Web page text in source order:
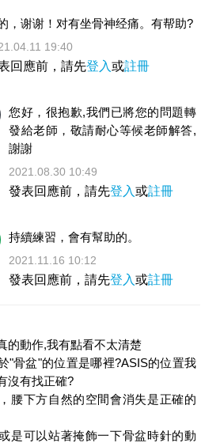
，谢谢！对有坐骨神经痛。有帮助?
19:40
回應前，請先登入或註冊
您好，很抱歉,我們已將您的問題轉
發給老師，敬請耐心等候老師解答,
謝謝
2021.08.30 10:49
發表回應前，請先登入或註冊
持續練習，會有幫助的。
2021.11.16 10:12
發表回應前，請先登入或註冊
的動作,我有點看不太清楚
"骨盆"的位置是哪裡?ASIS的位置我
沒有找正確?
腰下方自然的空間會消失是正確的
是可以站著掩飾一下骨盆時針的動